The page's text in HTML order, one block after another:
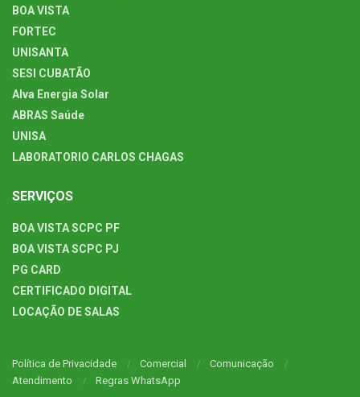
BOA VISTA
FORTEC
UNISANTA
SESI CUBATÃO
Alva Energia Solar
ABRAS Saúde
UNISA
LABORATORIO CARLOS CHAGAS
SERVIÇOS
BOA VISTA SCPC PF
BOA VISTA SCPC PJ
PG CARD
CERTIFICADO DIGITAL
LOCAÇÃO DE SALAS
Política de Privacidade Comercial
Comunicação
Atendimento
Regras WhatsApp